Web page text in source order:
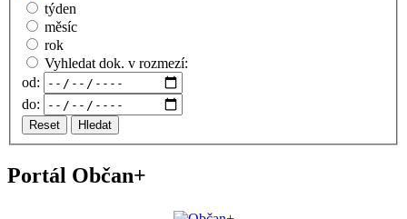
týden
měsíc
rok
Vyhledat dok. v rozmezí:
od:
do:
Reset Hledat
Portál Občan+